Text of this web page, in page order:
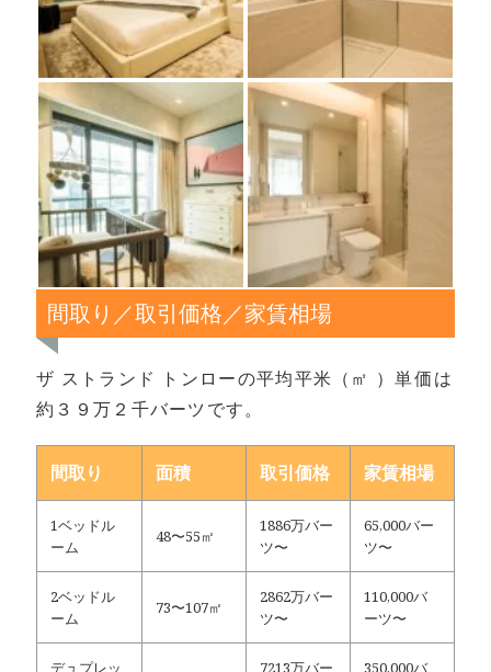
間取り／取引価格／家賃相場
ザ ストランド トンローの平均平米（㎡ ）単価は
約３９万２千バーツです。
間取り 面積 取引価格 家賃相場
1ベッドル
ーム
48〜55㎡
1886万バー
ツ〜
65,000バー
ツ〜
2ベッドル
ーム
73〜107㎡
2862万バー
ツ〜
110,000バ
ーツ〜
デュプレッ 7213万バー 350,000バ